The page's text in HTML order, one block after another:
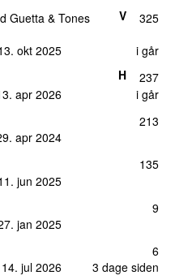
Guetta & Tones
okt 2025
i går
V 325
apr 2026
i går
H 237
apr 2024
213
jun 2025
135
jan 2025
9
jul 2026
3 dage siden
6